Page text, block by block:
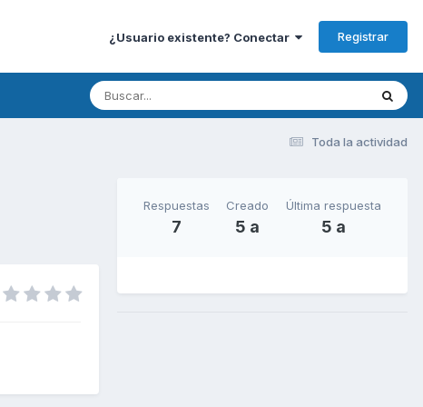
¿Usuario existente? Conectar Registrar
Toda la actividad
Respuestas
7
Creado
5 a
Última respuesta
5 a